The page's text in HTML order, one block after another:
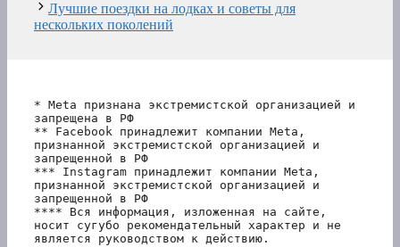
Лучшие поездки на лодках и советы для
нескольких поколений
* Meta признана экстремистской организацией и
запрещена в РФ
** Facebook принадлежит компании Meta,
признанной экстремистской организацией и
запрещенной в РФ
*** Instagram принадлежит компании Meta,
признанной экстремистской организацией и
запрещенной в РФ
**** Вся информация, изложенная на сайте,
носит сугубо рекомендательный характер и не
является руководством к действию.